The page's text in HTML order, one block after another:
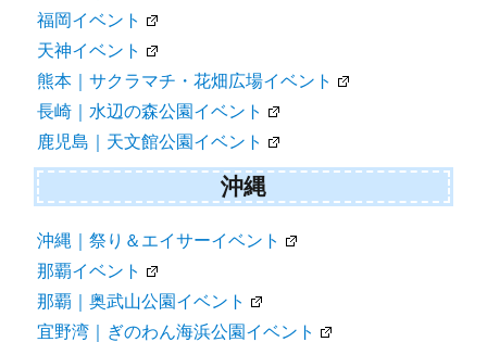
福岡イベント
天神イベント
熊本｜サクラマチ・花畑広場イベント
長崎｜水辺の森公園イベント
鹿児島｜天文館公園イベント
沖縄
沖縄｜祭り＆エイサーイベント
那覇イベント
那覇｜奥武山公園イベント
宜野湾｜ぎのわん海浜公園イベント